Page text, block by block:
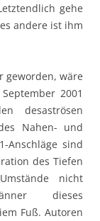
gehe
andere ist ihm
geworden, wäre
2001
desaströsen
Nahen- und
Anschläge sind
des Tiefen
nicht
dieses
Fuß. Autoren